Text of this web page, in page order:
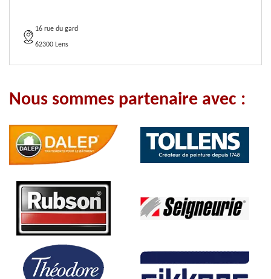
16 rue du gard
62300 Lens
Nous sommes partenaire avec :